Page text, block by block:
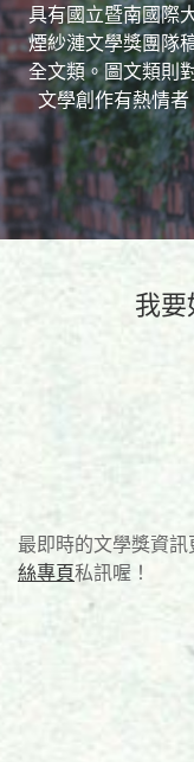
具有國立暨南國際
煙紗漣文學獎團隊
全文類。圖文類則
文學創作有熱情
我要
最即時的文學獎資
絲專頁私訊喔！